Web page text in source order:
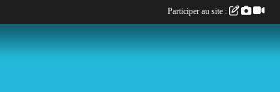
Participer au site :